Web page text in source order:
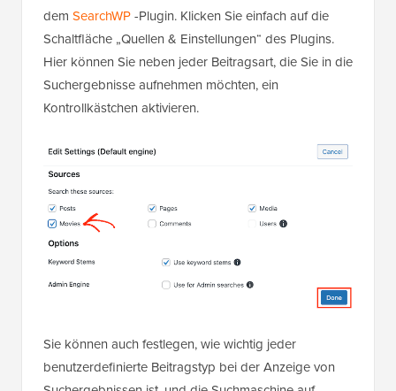
dem SearchWP-Plugin. Klicken Sie einfach auf die
Schaltfläche „Quellen & Einstellungen“ des Plugins.
Hier können Sie neben jeder Beitragsart, die Sie in die
Suchergebnisse aufnehmen möchten, ein
Kontrollkästchen aktivieren.
Sie können auch festlegen, wie wichtig jeder
benutzerdefinierte Beitragstyp bei der Anzeige von
Suchergebnissen ist, und die Suchmaschine auf